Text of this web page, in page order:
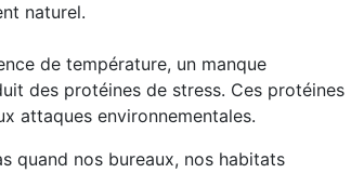
naturel.
de température, un manque
des protéines de stress. Ces protéines
attaques environnementales.
quand nos bureaux, nos habitats